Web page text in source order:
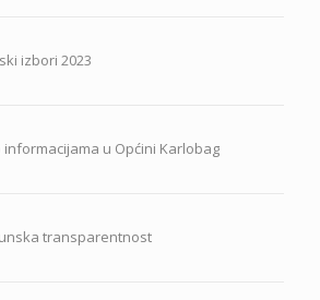
izbori 2023
informacijama u Općini Karlobag
transparentnost